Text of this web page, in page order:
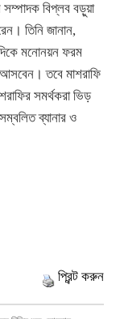
বিপ্লব বড়ুয়া
তিনি জানান,
মনোনয়ন ফরম
আসবেন। তবে মাশরাফি
সমর্থকরা ভিড়
ব্যানার ও
প্রিন্ট করুন